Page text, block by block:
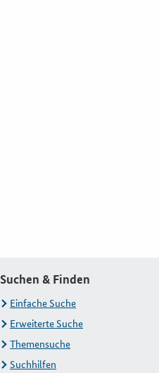
Suchen & Finden
Einfache Suche
Erweiterte Suche
Themensuche
Suchhilfen